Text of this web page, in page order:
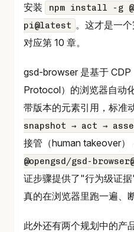
安装
npm install -g
pi@latest 。这才是一
对应第 10 章。
gsd-browser 是基于
Protocol）的浏览器自动
带版本的元素引用，标准
snapshot → act →
接管（human takeover）
@opengsd/gsd-
证步骤提供了"行为级证
真的在浏览器里跑一遍、
此外还有两个规划中的产